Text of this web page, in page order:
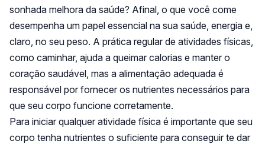
sonhada melhora da saúde? Afinal, o que você come
desempenha um papel essencial na sua saúde, energia e,
claro, no seu peso. A prática regular de atividades físicas,
como caminhar, ajuda a queimar calorias e manter o
coração saudável, mas a alimentação adequada é
responsável por fornecer os nutrientes necessários para
que seu corpo funcione corretamente.
Para iniciar qualquer atividade física é importante que seu
corpo tenha nutrientes o suficiente para conseguir te dar